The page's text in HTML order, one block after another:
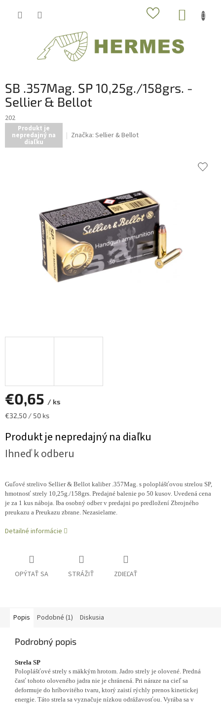
SB .357Mag. SP 10,25g./158grs. -
Sellier & Bellot
202
Produkt je
nepredajný na
diaľku
Značka: Sellier & Bellot
€0,65 / ks
Jednotková
€32,50 / 50 ks
Produkt je nepredajný na diaľku
Ihneď k odberu
Guľové strelivo Sellier & Bellot kaliber .357Mag. s poloplášťovou strelou SP,
hmotnosť strely 10,25g./158grs. Predajné balenie po 50 kusov. Uvedená cena
je za 1 kus náboja. Iba osobný odber v predajni po predložení Zbrojného
preukazu a Preukazu zbrane. Nezasielame.
Detailné informácie
OPÝTAŤ SA STRÁŽIŤ ZDIEĽAŤ
Popis Podobné (1) Diskusia
Podrobný popis
Strela SP
Poloplášťové strely s mäkkým hrotom. Jadro strely je olovené. Predná
časť tohoto oloveného jadra nie je chránená. Pri náraze na cieľ sa
deformuje do hríbovitého tvaru, ktorý zaistí rýchly prenos kinetickej
energie. Táto strela sa vyznačuje nízkou odrážavosťou. Vyrába sa v